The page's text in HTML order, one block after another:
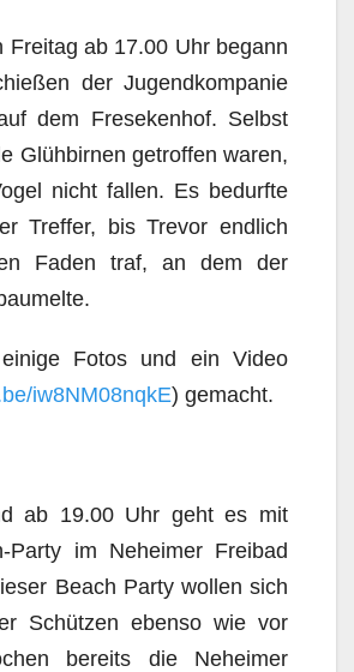
Freitag ab 17.00 Uhr begann
der Jugendkompanie
dem Fresekenhof. Selbst
Glühbirnen getroffen waren,
nicht fallen. Es bedurfte
Treffer, bis Trevor endlich
Faden traf, an dem der
Fotos und ein Video
iw8NM08nqkE) gemacht.
ab 19.00 Uhr geht es mit
Party im Neheimer Freibad
Beach Party wollen sich
Schützen ebenso wie vor
bereits die Neheimer